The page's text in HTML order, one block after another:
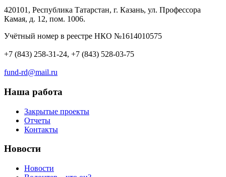
420101, Республика Татарстан, г. Казань, ул. Профессора
Камая, д. 12, пом. 1006.
Учётный номер в реестре НКО №1614010575
+7 (843) 258-31-24, +7 (843) 528-03-75
fund-rd@mail.ru
Наша работа
Закрытые проекты
Отчеты
Контакты
Новости
Новости